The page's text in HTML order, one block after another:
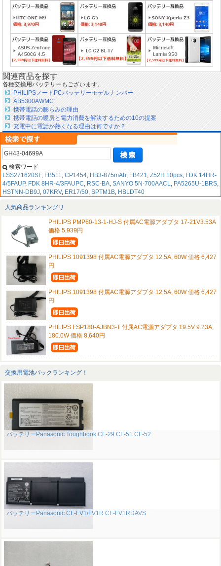
関連商品を探す
各種交換用バッテリーもございます。
PHILIPSノートPCバッテリーモデルナンバー
AB5300AWMC
携帯電話の膨らみの理由
携帯電話の暖房と電力消費を解決するための10の提案
充電中に電話が熱くなる理由は何ですか？
検索ワード
LSS271620SF, FB511, CP1454, HB3-875mAh, FB421, Z52H 10pcs, FDK 14HR-
4/5FAUP, FDK 8HR-4/3FAUPC, RSC-BA, SANYO 5N-700AACL, PA5265U-1BRS,
HSTNN-DB9J, 07KRV, ER17/50, SPTM1B, HBLDT40
人気商品ランキングリ
PHILIPS PMP60-13-1-HJ-S 付属AC電源アダプタ 17-21V3.53A
価格 5,939円
PHILIPS 1091398 付属AC電源アダプタ 12 5A, 60W 価格 6,427
円
PHILIPS 1091398 付属AC電源アダプタ 12 5A, 60W 価格 6,427
円
PHILIPS FSP180-AJBN3-T 付属AC電源アダプタ 19.5V 9.23A,
180.0W 価格 8,640円
交換用電池パックランキング！
バッテリーPanasonic Toughbook CF-29 CF-51 CF-52
バッテリーPanasonic CF-FV1/FV1R CF-FV1RDAVS